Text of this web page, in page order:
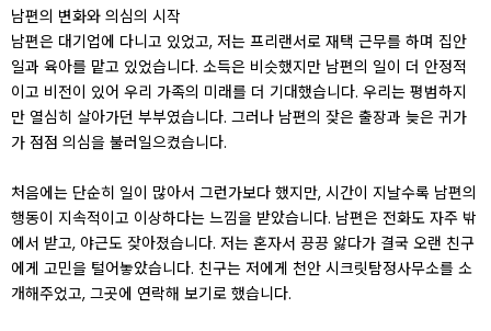
남편의 변화와 의심의 시작
남편은 대기업에 다니고 있었고, 저는 프리랜서로 재택 근무를 하며 집안
일과 육아를 맡고 있었습니다. 소득은 비슷했지만 남편의 일이 더 안정적
이고 비전이 있어 우리 가족의 미래를 더 기대했습니다. 우리는 평범하지
만 열심히 살아가던 부부였습니다. 그러나 남편의 잦은 출장과 늦은 귀가
가 점점 의심을 불러일으켰습니다.
처음에는 단순히 일이 많아서 그런가보다 했지만, 시간이 지날수록 남편의
행동이 지속적이고 이상하다는 느낌을 받았습니다. 남편은 전화도 자주 밖
에서 받고, 야근도 잦아졌습니다. 저는 혼자서 끙끙 앓다가 결국 오랜 친구
에게 고민을 털어놓았습니다. 친구는 저에게 천안 시크릿탐정사무소를 소
개해주었고, 그곳에 연락해 보기로 했습니다.